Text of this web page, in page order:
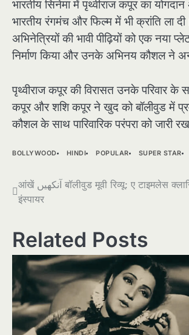
भारतीय सिनेमा में पृथ्वीराज कपूर का
भारतीय रंगमंच और फिल्म में भी क्रांति ला
अभिनेत्रियों की भावी पीढ़ियों को एक नया
निर्माण किया और उनके अभिनय कौशल ने
पृथ्वीराज कपूर की विरासत उनके परिवार
कपूर और शशि कपूर ने खुद को बॉलीवुड में
कौशल के साथ पारिवारिक परंपरा को जारी
BOLLYWOOD HINDI POPULAR SUPER STAR
Post
navigation
आंखें آنکھیں बॉलीवुड मूवी रिव्यू: ए टाइमलेस क्लासिक दैट कैप्टिवेट्स एंड
इंस्पायर
Related Posts